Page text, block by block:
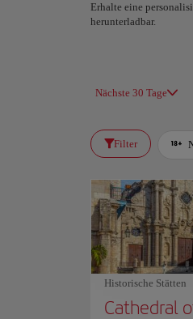
Erhalte eine
herunterladbar.
Nächste 30 Tage
Filter
Historische Stätten
Cathedral